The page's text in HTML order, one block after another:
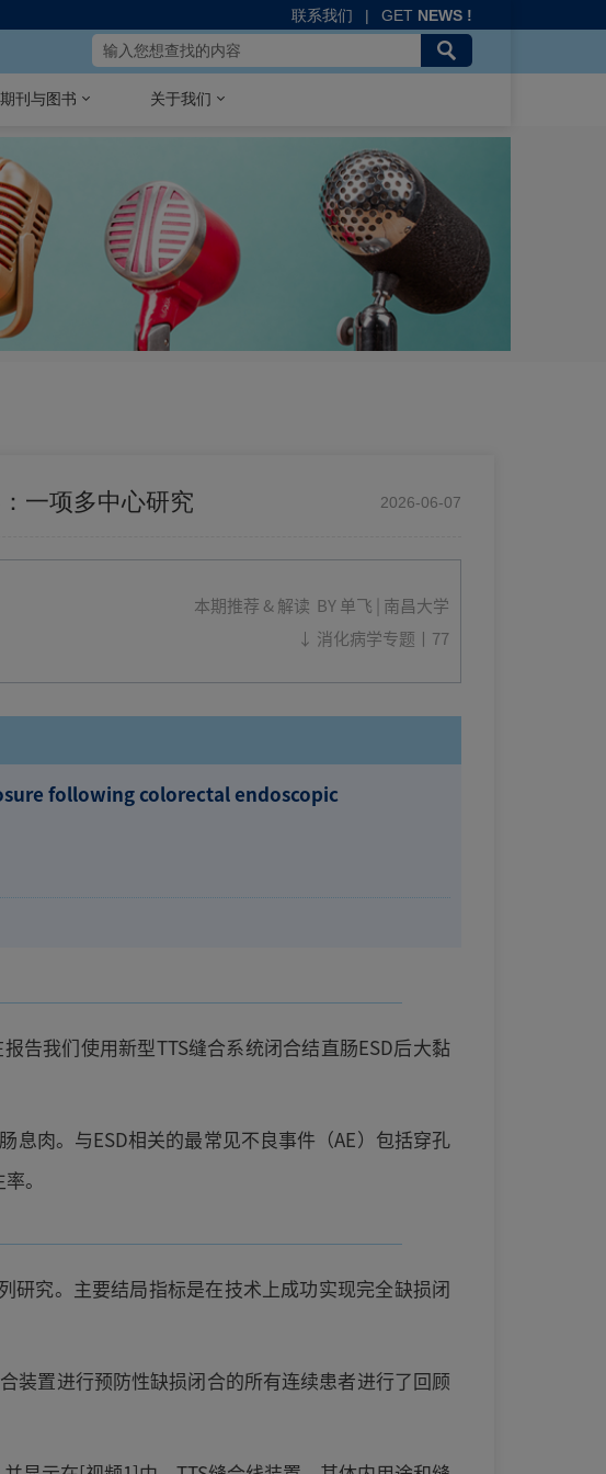
联系我们 | GET NEWS !
期刊与图书 关于我们
一项多中心研究 2026-06-07
本期推荐 & 解读 BY单飞 | 南昌大学
↓ 消化病学专题丨77
following colorectal endoscopic
告我们使用新型TTS缝合系统闭合结直肠ESD后大黏
息肉。与ESD相关的最常见不良事件（AE）包括穿孔
。
研究。主要结局指标是在技术上成功实现完全缺损闭
装置进行预防性缺损闭合的所有连续患者进行了回顾